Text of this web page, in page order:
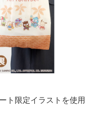
ト限定イラストを使用